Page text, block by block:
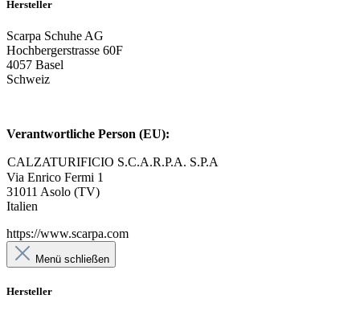
Hersteller
Scarpa Schuhe AG
Hochbergerstrasse 60F
4057 Basel
Schweiz
Verantwortliche Person (EU):
CALZATURIFICIO S.C.A.R.P.A. S.P.A
Via Enrico Fermi 1
31011 Asolo (TV)
Italien
https://www.scarpa.com
Menü schließen
Hersteller